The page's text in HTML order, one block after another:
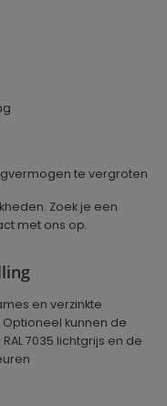
te vergroten
Zoek je een
met ons op.
en verzinkte
kunnen de
7035 lichtgrijs en de